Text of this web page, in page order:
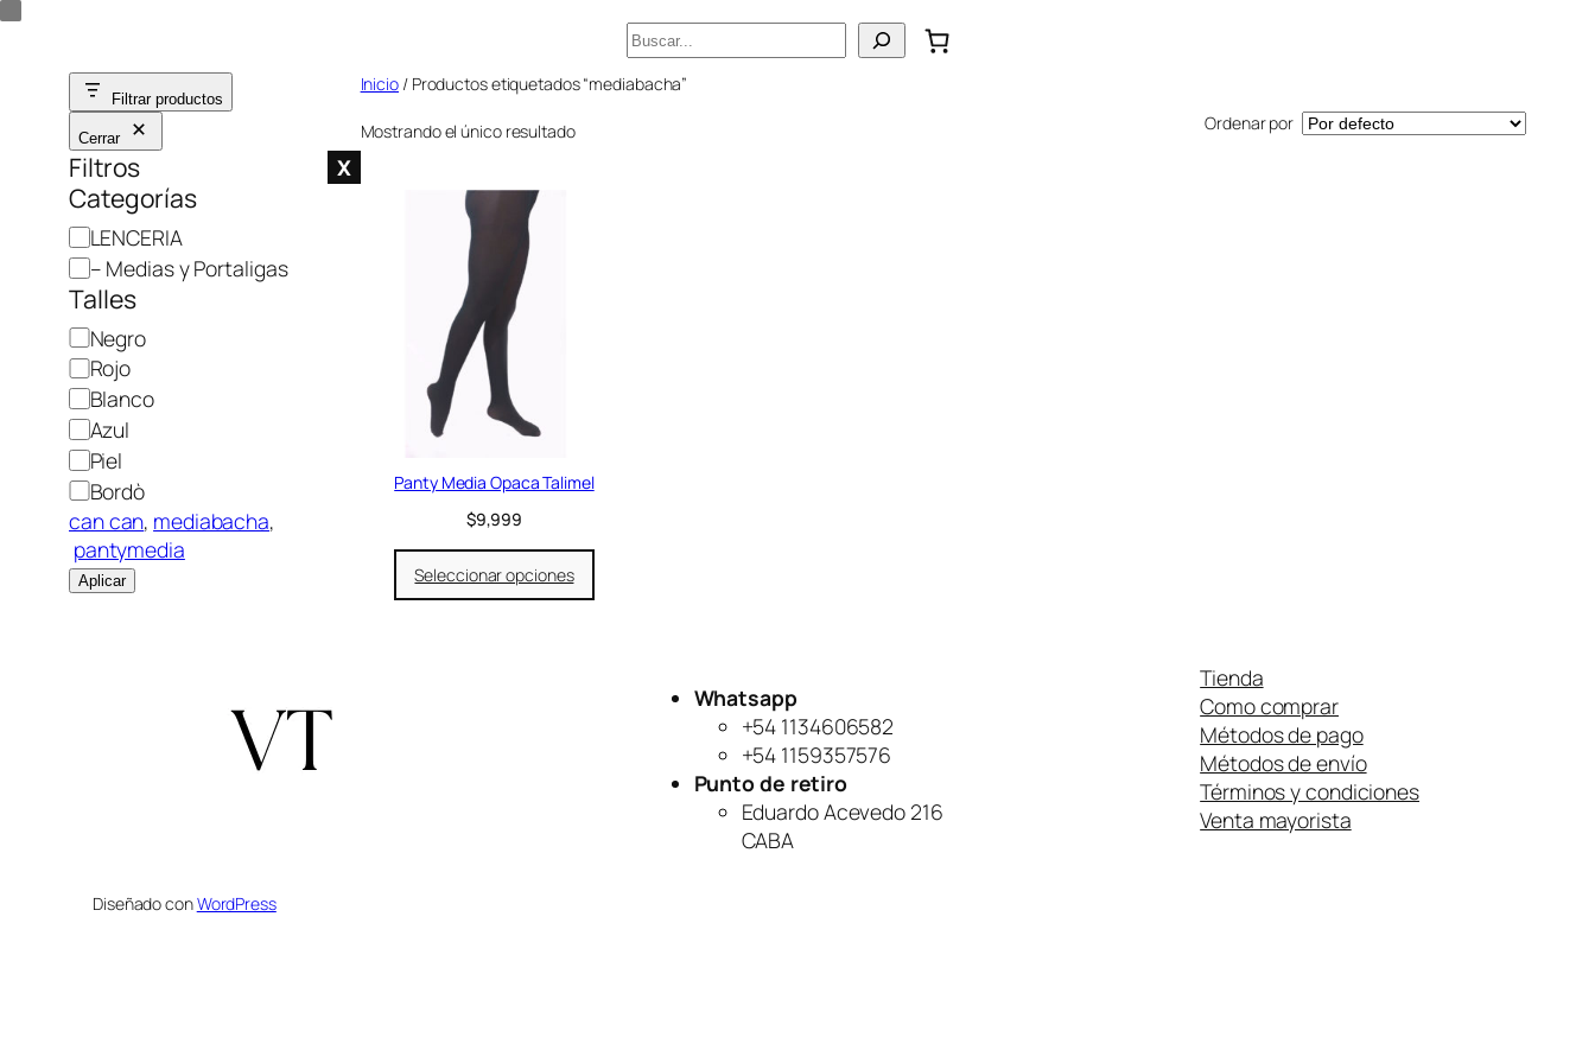
Saltar
contenido
Buscar
Filtrar productos
Cerrar
Filtros X
Categorías
C
a
t
e
g
o
r
í
a
LENCERIA
– Medias y Portaligas
Talles
C
o
l
o
r
Negro
Rojo
Blanco
Azul
Piel
Bordò
can can, mediabacha,
pantymedia
Aplicar
Inicio / Productos etiquetados “mediabacha”
Mostrando el único resultado Ordenar por
Panty Media Opaca Talimel
$9,999
Seleccionar opciones
Whatsapp
+54 1134606582
+54 1159357576
Punto de retiro
Eduardo Acevedo 216
CABA
Tienda
Como comprar
Métodos de pago
Métodos de envío
Términos y condiciones
Venta mayorista
Diseñado conWordPress